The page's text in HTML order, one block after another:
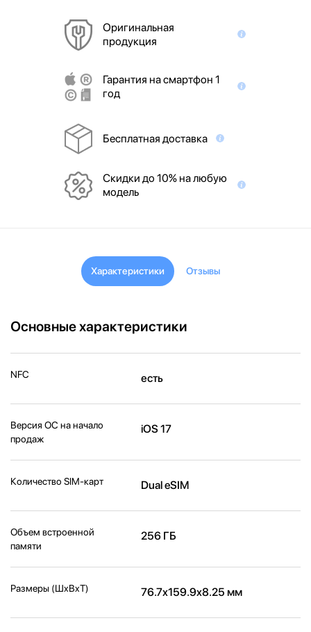
Оригинальная
продукция
Гарантия на смартфон 1
год
Бесплатная доставка
Скидки до 10% на любую
модель
Характеристики Отзывы
Основные характеристики
NFC есть
Версия ОС на начало
продаж
iOS 17
Количество SIM-карт Dual eSIM
Объем встроенной
памяти
256 ГБ
Размеры (ШxВxТ) 76.7x159.9x8.25 мм